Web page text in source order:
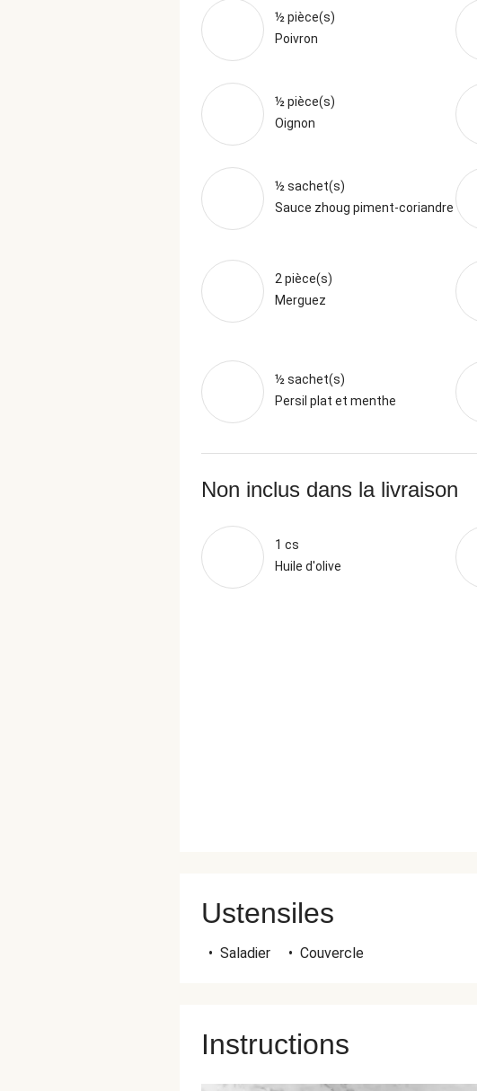
½ pièce(s)
Poivron
½ pièce(s)
Oignon
½ sachet(s)
Sauce zhoug piment-coriandre
2 pièce(s)
Merguez
½ sachet(s)
Persil plat et menthe
Non inclus dans la livraison
1 cs
Huile d'olive
Ustensiles
• Saladier • Couvercle
Instructions